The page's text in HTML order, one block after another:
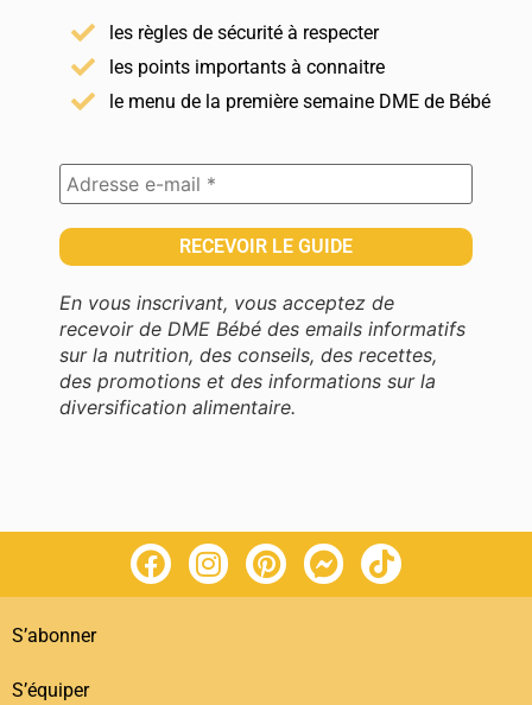
les règles de sécurité à respecter
les points importants à connaitre
le menu de la première semaine DME de Bébé
En vous inscrivant, vous acceptez de
recevoir de DME Bébé des emails informatifs
sur la nutrition, des conseils, des recettes,
des promotions et des informations sur la
diversification alimentaire.
S’abonner
S’équiper